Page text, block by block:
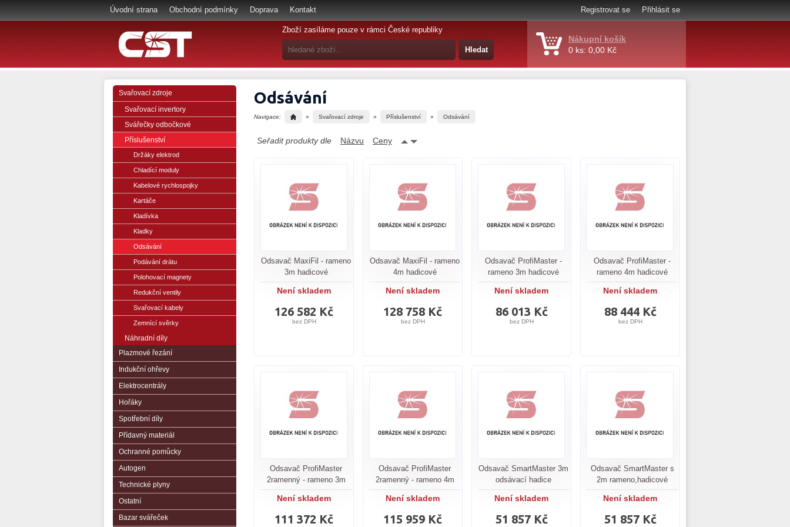
Úvodní strana Obchodní podmínky Doprava Kontakt Registrovat se Přihlásit se
Zboží zasíláme pouze v rámci České republiky
Nákupní košík
0 ks: 0,00 Kč
Svařovací zdroje
Svařovací invertory
Svářečky odbočkové
Příslušenství
Držáky elektrod
Chladící moduly
Kabelové rychlospojky
Kartáče
Kladívka
Kladky
Odsávání
Podávání drátu
Polohovací magnety
Redukční ventily
Svařovací kabely
Zemnící svěrky
Náhradní díly
Plazmové řezání
Indukční ohřevy
Elektrocentrály
Hořáky
Spotřební díly
Přídavný materiál
Ochranné pomůcky
Autogen
Technické plyny
Ostatní
Bazar svářeček
Odsávání
Navigace: » Svařovací zdroje » Příslušenství » Odsávání
Seřadit produkty dle Názvu Ceny
Odsavač MaxiFil - rameno
3m hadicové
Není skladem
126 582 Kč
bez DPH
Odsavač MaxiFil - rameno
4m hadicové
Není skladem
128 758 Kč
bez DPH
Odsavač ProfiMaster -
rameno 3m hadicové
Není skladem
86 013 Kč
bez DPH
Odsavač ProfiMaster -
rameno 4m hadicové
Není skladem
88 444 Kč
bez DPH
Odsavač ProfiMaster
2ramenný - rameno 3m
Není skladem
111 372 Kč
Odsavač ProfiMaster
2ramenný - rameno 4m
Není skladem
115 959 Kč
Odsavač SmartMaster 3m
odsávací hadice
Není skladem
51 857 Kč
Odsavač SmartMaster s
2m rameno,hadicové
Není skladem
51 857 Kč